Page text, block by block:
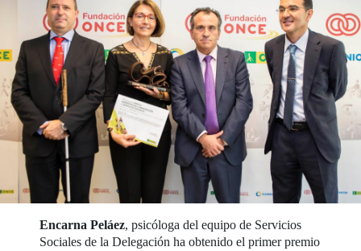
Encarna Peláez, psicóloga del equipo de Servicios
Sociales de la Delegación ha obtenido el primer premio